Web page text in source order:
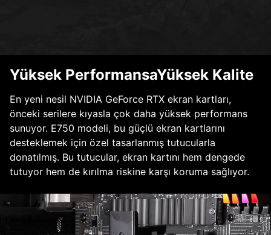
Yüksek PerformansaYüksek Kalite
En yeni nesil NVIDIA GeForce RTX ekran kartları,
önceki serilere kıyasla çok daha yüksek performans
sunuyor. E750 modeli, bu güçlü ekran kartlarını
desteklemek için özel tasarlanmış tutucularla
donatılmış. Bu tutucular, ekran kartını hem dengede
tutuyor hem de kırılma riskine karşı koruma sağlıyor.